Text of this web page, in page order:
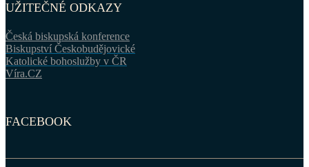
UŽITEČNÉ ODKAZY
Česká biskupská konference
Biskupství Českobudějovické
Katolické bohoslužby v ČR
Víra.CZ
FACEBOOK